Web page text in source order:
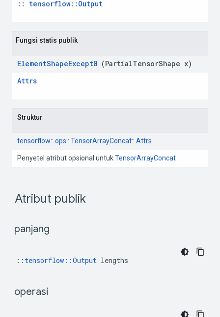
:: tensorflow::Output
Fungsi statis publik
ElementShapeExcept0 (PartialTensorShape x)
Attrs
Struktur
tensorflow:: ops:: TensorArrayConcat:: Attrs
Penyetel atribut opsional untuk TensorArrayConcat
Atribut publik
panjang
:: tensorflow::Output lengths
operasi